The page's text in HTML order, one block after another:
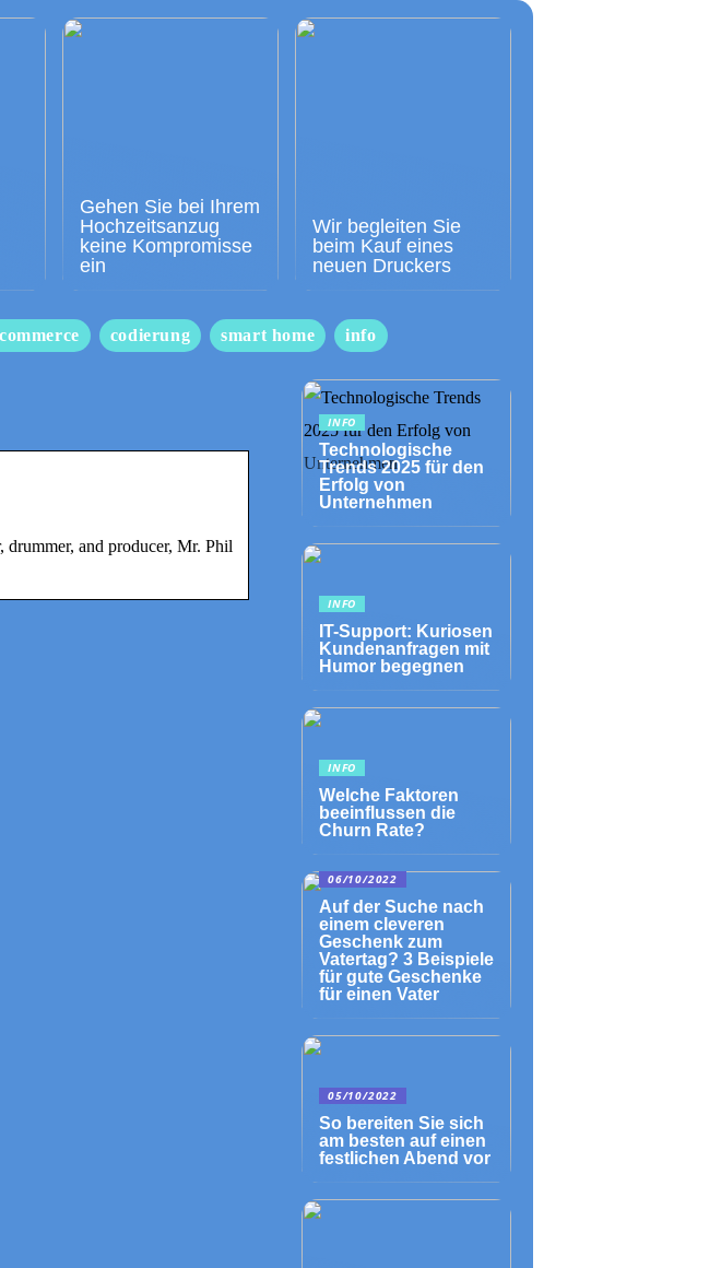
Gehen Sie bei Ihrem
Hochzeitsanzug
keine Kompromisse
ein
Wir begleiten Sie
beim Kauf eines
neuen Druckers
codierung smart home info
and producer, Mr. Phil
INFO
Technologische
Trends 2025 für den
Erfolg von
Unternehmen
INFO
IT-Support: Kuriosen
Kundenanfragen mit
Humor begegnen
INFO
Welche Faktoren
beeinflussen die
Churn Rate?
06/10/2022
Auf der Suche nach
einem cleveren
Geschenk zum
Vatertag? 3 Beispiele
für gute Geschenke
für einen Vater
05/10/2022
So bereiten Sie sich
am besten auf einen
festlichen Abend vor